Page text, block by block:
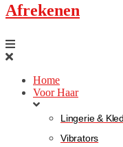
Afrekenen
Home
Voor Haar
Lingerie &
Vibrators